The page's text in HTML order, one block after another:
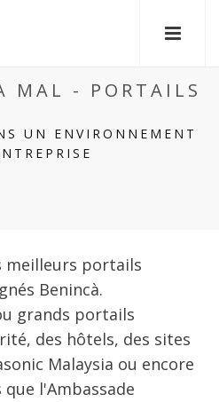
MAL - PORTAILS
UN ENVIRONNEMENT
meilleurs portails
Benincà.
grands portails
des hôtels, des sites
Malaysia ou encore
l'Ambassade